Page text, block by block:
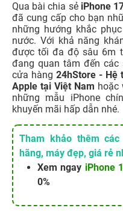
Qua bài chia sẻ iPhone
đã cung cấp cho bạn
những hướng khắc
nước. Với khả năng
được tối đa độ sâu 6m
đang quan tâm đến các
cửa hàng 24hStore - Hệ
Apple tại Việt Nam hoặc
những mẫu iPhone
khuyến mãi hấp dẫn nhé.
Tham khảo thêm các
hãng, máy đẹp, giá rẻ
Xem ngay iPhone
0%